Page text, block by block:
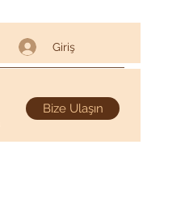
Giriş
Bize Ulaşın